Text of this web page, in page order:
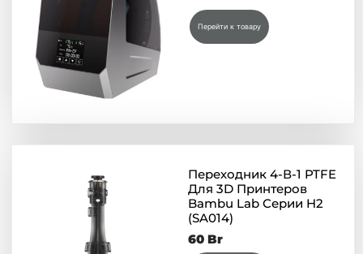
Перейти к товару
Переходник 4-В-1 PTFE
Для 3D Принтеров
Bambu Lab Серии H2
(SA014)
60 Br